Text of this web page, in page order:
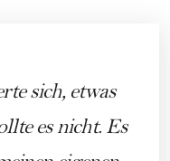
sich, etwas
es nicht. Es